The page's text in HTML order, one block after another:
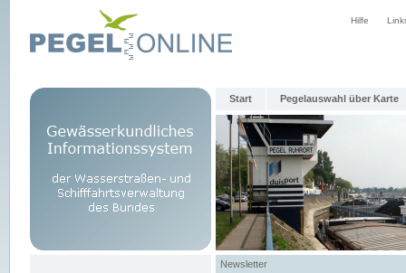
Hilfe
Start Pegelauswahl über Karte
Newsletter